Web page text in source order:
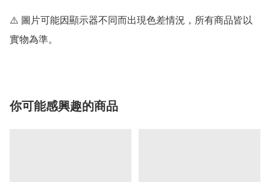
⚠️ 圖片可能因顯示器不同而出現色差情況，所有商品皆以
實物為準。
你可能感興趣的商品